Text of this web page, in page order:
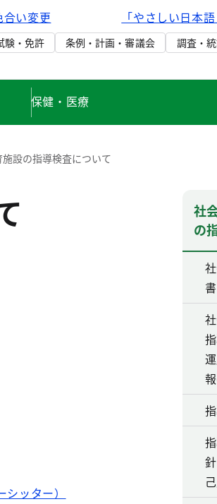
い変更 「やさしい日本
験・免許 条例・計画・審議会
調査・
保健・医療
施設の指導検査について
ッター）
社
の
書